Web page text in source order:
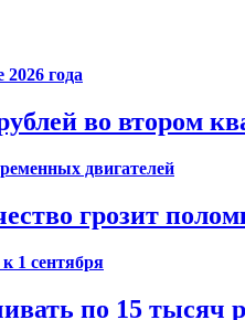
во втором
грозит
по 15 тысяч